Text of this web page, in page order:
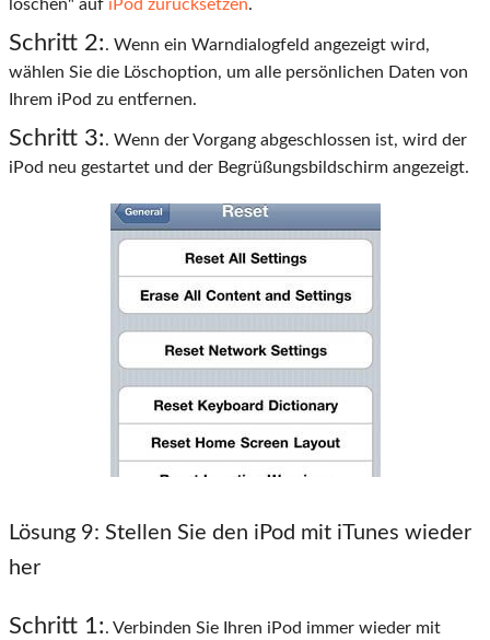
löschen" auf iPod zurücksetzen.
Schritt 2:. Wenn ein Warndialogfeld angezeigt wird,
wählen Sie die Löschoption, um alle persönlichen Daten von
Ihrem iPod zu entfernen.
Schritt 3:. Wenn der Vorgang abgeschlossen ist, wird der
iPod neu gestartet und der Begrüßungsbildschirm angezeigt.
Lösung 9: Stellen Sie den iPod mit iTunes wieder
her
Schritt 1:. Verbinden Sie Ihren iPod immer wieder mit